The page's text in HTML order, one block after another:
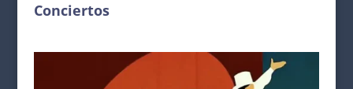
Conciertos